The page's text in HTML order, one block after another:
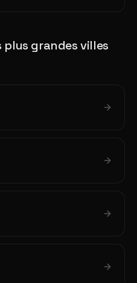
plus grandes villes